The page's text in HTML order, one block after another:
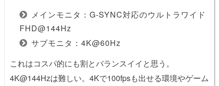
メインモニタ：G-SYNC対応のウルトラワイド
FHD@144Hz
サブモニタ：4K@60Hz
これはコスパ的にも割とバランスイイと思う。
4K@144Hzは難しい。4Kで100fpsも出せる環境やゲーム